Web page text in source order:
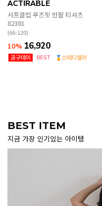
ACTIRABLE
서프클럽 루즈핏 반팔 티셔츠
82381
(66-120)
10% 16,920
BEST ITEM
지금 가장 인기있는 아이템